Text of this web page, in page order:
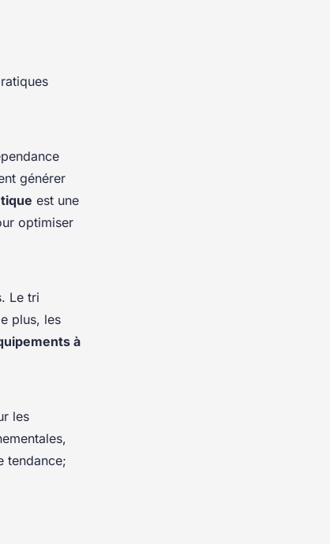
générer
est une
optimiser
Le tri
plus, les
à
les
tendance;